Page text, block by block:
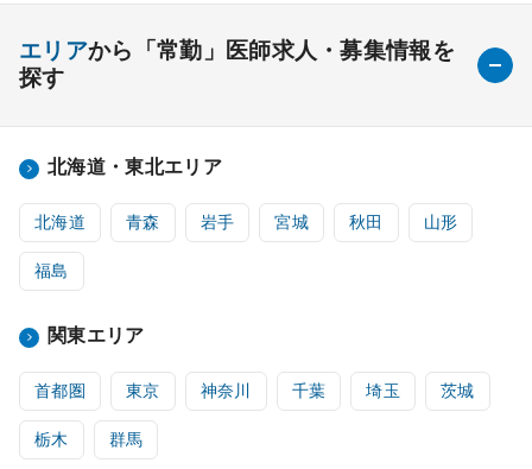
エリアから「常勤」医師求人・募集情報を
探す
北海道・東北エリア
北海道 青森 岩手 宮城 秋田 山形
福島
関東エリア
首都圏 東京 神奈川 千葉 埼玉 茨城
栃木 群馬